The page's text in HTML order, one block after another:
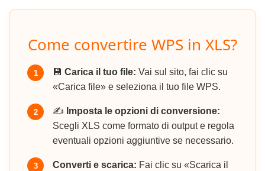
Come convertire WPS in XLS?
1 💾 Carica il tuo file: Vai sul sito, fai clic su
«Carica file» e seleziona il tuo file WPS.
2 ✍️ Imposta le opzioni di conversione:
Scegli XLS come formato di output e regola
eventuali opzioni aggiuntive se necessario.
3 Converti e scarica: Fai clic su «Scarica il